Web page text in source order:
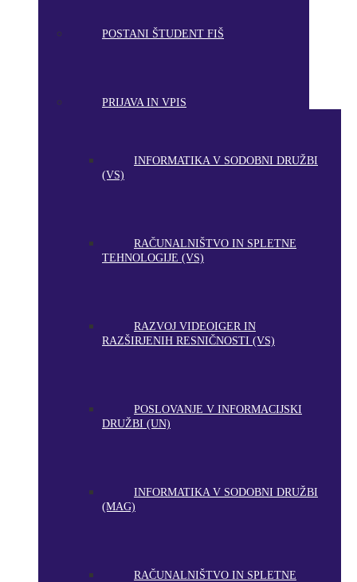
POSTANI ŠTUDENT FIŠ
PRIJAVA IN VPIS
INFORMATIKA V SODOBNI DRUŽBI
(VS)
RAČUNALNIŠTVO IN SPLETNE
TEHNOLOGIJE (VS)
RAZVOJ VIDEOIGER IN
RAZŠIRJENIH RESNIČNOSTI (VS)
POSLOVANJE V INFORMACIJSKI
DRUŽBI (UN)
INFORMATIKA V SODOBNI DRUŽBI
(MAG)
RAČUNALNIŠTVO IN SPLETNE